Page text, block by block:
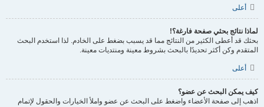
أعلى
لماذا نتائج بحثي صفحة فارغة؟!
بحثك قد أعطى الكثير من النتائج مما قد يسبب بضغط على الخادم. لذا استخدم البحث
المتقدم وكن أكثر تحديدًا بالبحث بشروط معينة ومنتديات معينة.
أعلى
كيف يمكن البحث عن عضو؟
اذهب إلى صفحة الأعضاء واضغط على البحث عن عضو واملأ الخيارات والحقول لإتمام